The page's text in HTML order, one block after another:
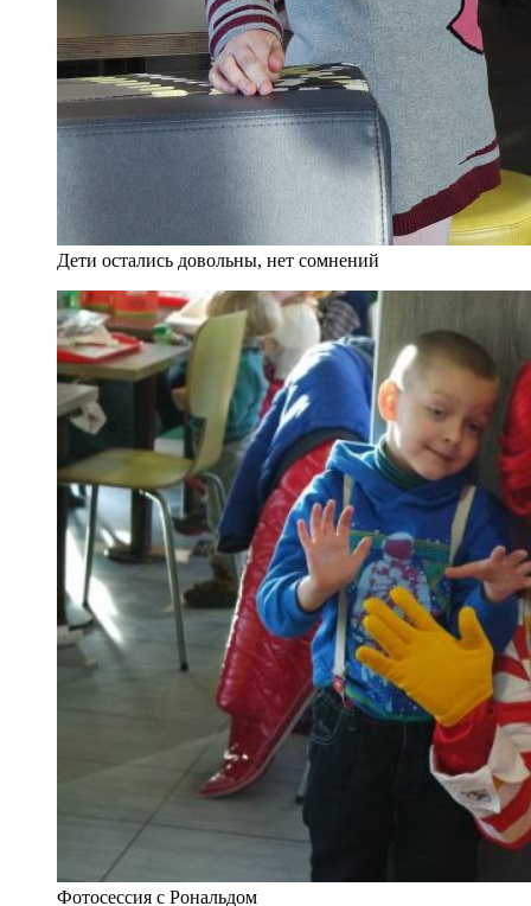
Дети остались довольны, нет сомнений
Фотосессия с Рональдом